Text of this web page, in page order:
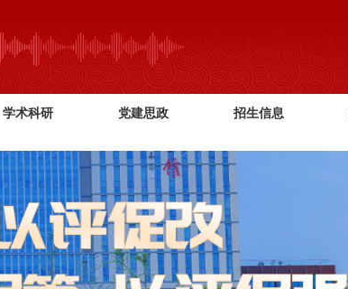
学术科研 党建思政 招生信息